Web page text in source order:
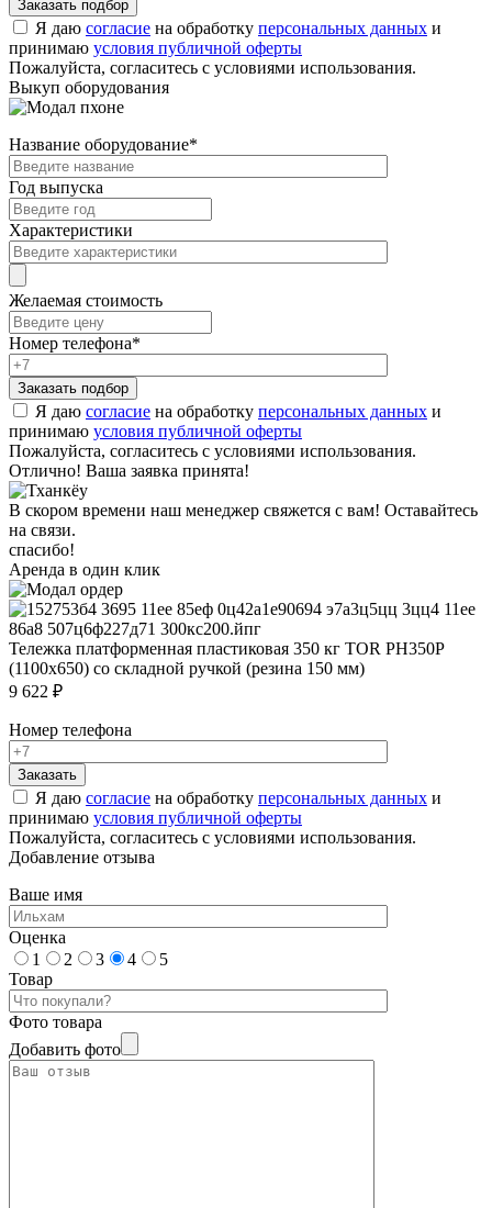
Я даю согласие на обработку персональных данных и
принимаю условия публичной оферты
Пожалуйста, согласитесь с условиями использования.
Выкуп оборудования
Название оборудование*
Год выпуска
Характеристики
Желаемая стоимость
Номер телефона*
Я даю согласие на обработку персональных данных и
принимаю условия публичной оферты
Пожалуйста, согласитесь с условиями использования.
Отлично! Ваша заявка принята!
В скором времени наш менеджер свяжется с вам! Оставайтесь
на связи.
спасибо!
Аренда в один клик
Тележка платформенная пластиковая 350 кг TOR PH350P
(1100х650) со складной ручкой (резина 150 мм)
9 622 ₽
Номер телефона
Я даю согласие на обработку персональных данных и
принимаю условия публичной оферты
Пожалуйста, согласитесь с условиями использования.
Добавление отзыва
Ваше имя
Оценка
1
2 3 4
5
Товар
Фото товара
Добавить фото